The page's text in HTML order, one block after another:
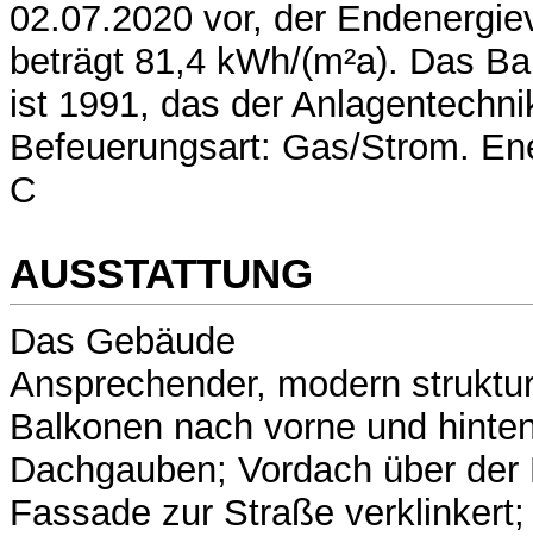
02.07.2020 vor, der
beträgt 81,4 kWh/(m²a). Das
ist 1991, das der
Befeuerungsart: Gas/Strom.
C
AUSSTATTUNG
Das Gebäude
Ansprechender, modern
Balkonen nach vorne und
Dachgauben; Vordach über
Fassade zur Straße